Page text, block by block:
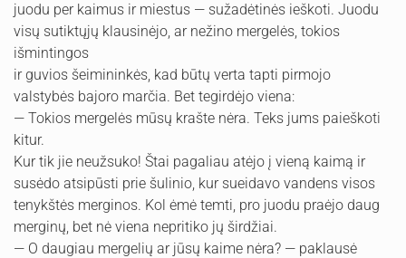
juodu per kaimus ir miestus — sužadėtinės ieškoti. Juodu
visų sutiktųjų klausinėjo, ar nežino mergelės, tokios
išmintingos
ir guvios šeimininkės, kad būtų verta tapti pirmojo
valstybės bajoro marčia. Bet tegirdėjo viena:
— Tokios mergelės mūsų krašte nėra. Teks jums paieškoti
kitur.
Kur tik jie neužsuko! Štai pagaliau atėjo į vieną kaimą ir
susėdo atsipūsti prie šulinio, kur sueidavo vandens visos
tenykštės merginos. Kol ėmė temti, pro juodu praėjo daug
merginų, bet nė viena nepritiko jų širdžiai.
— O daugiau mergelių ar jūsų kaime nėra? — paklausė